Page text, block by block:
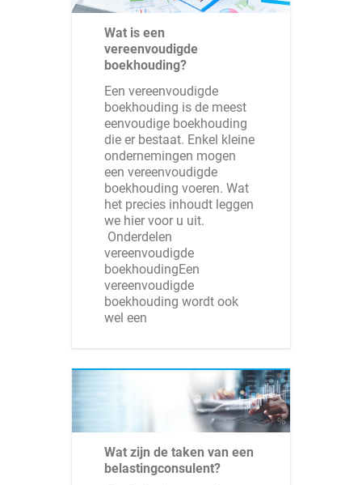
Wat is een
vereenvoudigde
boekhouding?
Een vereenvoudigde
boekhouding is de meest
eenvoudige boekhouding
die er bestaat. Enkel kleine
ondernemingen mogen
een vereenvoudigde
boekhouding voeren. Wat
het precies inhoudt leggen
we hier voor u uit.
Onderdelen
vereenvoudigde
boekhoudingEen
vereenvoudigde
boekhouding wordt ook
wel een
Wat zijn de taken van een
belastingconsulent?